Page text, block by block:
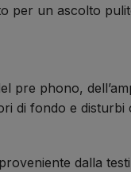
per un ascolto
pre phono,
di fondo e disturbi
dalla